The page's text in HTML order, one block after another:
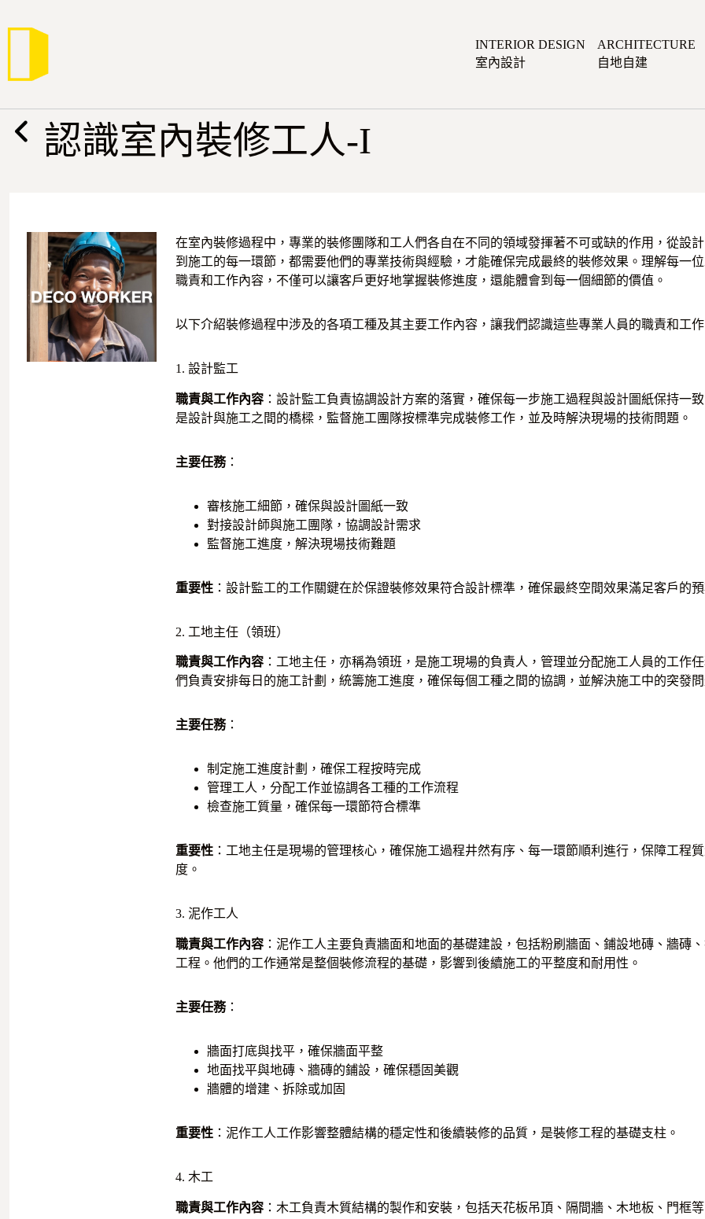
至
內
INTERIOR DESIGN
室內設計
ARCHITECTURE
自地自建
認識室內裝修工人-I
在室內裝修過程中，專業的裝修團隊和工人們各自在不同的領域發揮著不可或缺的作用，從設
到施工的每一環節，都需要他們的專業技術與經驗，才能確保完成最終的裝修效果。理解每一
職責和工作內容，不僅可以讓客戶更好地掌握裝修進度，還能體會到每一個細節的價值。
以下介紹裝修過程中涉及的各項工種及其主要工作內容，讓我們認識這些專業人員的職責和工
1. 設計監工
職責與工作內容 ：設計監工負責協調設計方案的落實，確保每一步施工過程與設計圖紙保持一
是設計與施工之間的橋樑，監督施工團隊按標準完成裝修工作，並及時解決現場的技術問題。
主要任務：
審核施工細節，確保與設計圖紙一致
對接設計師與施工團隊，協調設計需求
監督施工進度，解決現場技術難題
重要性 ：設計監工的工作關鍵在於保證裝修效果符合設計標準，確保最終空間效果滿足客戶的
2. 工地主任（領班）
職責與工作內容 ：工地主任，亦稱為領班，是施工現場的負責人，管理並分配施工人員的工作
們負責安排每日的施工計劃，統籌施工進度，確保每個工種之間的協調，並解決施工中的突發
主要任務：
制定施工進度計劃，確保工程按時完成
管理工人，分配工作並協調各工種的工作流程
檢查施工質量，確保每一環節符合標準
重要性 ：工地主任是現場的管理核心，確保施工過程井然有序、每一環節順利進行，保障工程
度。
3. 泥作工人
職責與工作內容 ：泥作工人主要負責牆面和地面的基礎建設，包括粉刷牆面、鋪設地磚、牆磚
工程。他們的工作通常是整個裝修流程的基礎，影響到後續施工的平整度和耐用性。
主要任務：
牆面打底與找平，確保牆面平整
地面找平與地磚、牆磚的鋪設，確保穩固美觀
牆體的增建、拆除或加固
重要性 ：泥作工人工作影響整體結構的穩定性和後續裝修的品質，是裝修工程的基礎支柱。
4. 木工
職責與工作內容 ：木工負責木質結構的製作和安裝，包括天花板吊頂、隔間牆、木地板、門框